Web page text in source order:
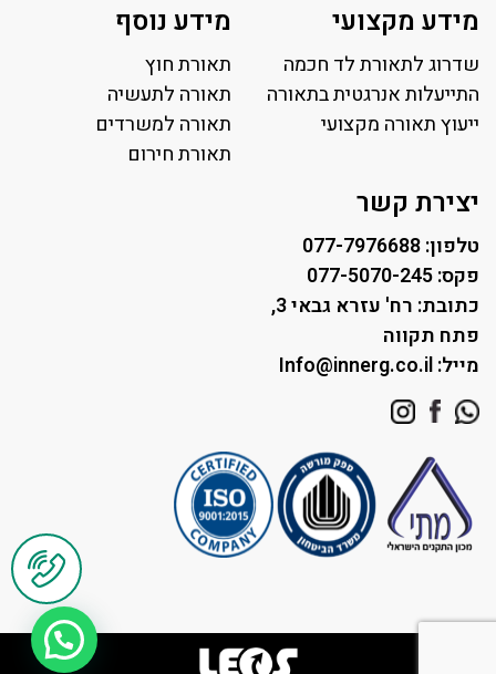
פאנל לד
פרופיל תאורה
תאורה לאולמות ספורט
תאורה למגרשי טניס
מידע מקצועי
שדרוג לתאורת לד חכמה
התייעלות אנרגטית בתאורה
ייעוץ תאורה מקצועי
מידע נוסף
תאורת חוץ
תאורה לתעשיה
תאורה למשרדים
תאורת חירום
יצירת קשר
טלפון: 077-7976688
פקס: 077-5070-245
כתובת: רח' עזרא גבאי 3,
פתח תקווה
מייל: Info@innerg.co.il